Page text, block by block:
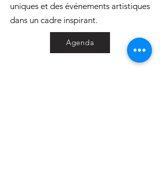
uniques et des événements artistiques
dans un cadre inspirant.
Agenda